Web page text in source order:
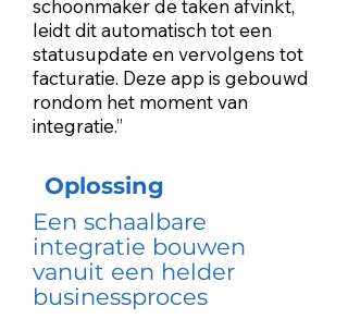
schoonmaker de taken afvinkt,
leidt dit automatisch tot een
statusupdate en vervolgens tot
facturatie. Deze app is gebouwd
rondom het moment van
integratie.”
Oplossing
Een schaalbare
integratie bouwen
vanuit een helder
businessproces